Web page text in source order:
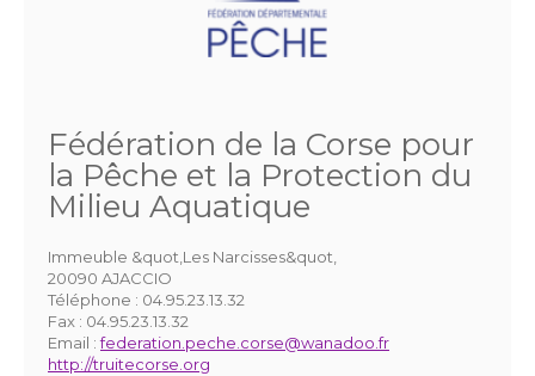
Fédération de la Corse pour
la Pêche et la Protection du
Milieu Aquatique
Immeuble &quot,Les Narcisses&quot,
20090 AJACCIO
Téléphone : 04.95.23.13.32
Fax : 04.95.23.13.32
Email :federation.peche.corse@wanadoo.fr
http://truitecorse.org